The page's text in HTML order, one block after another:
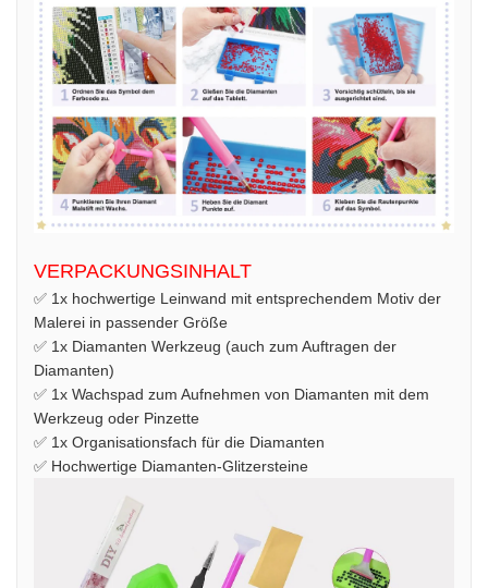
VERPACKUNGSINHALT
✅ 1x hochwertige Leinwand mit entsprechendem Motiv der
Malerei in passender Größe
✅ 1x Diamanten Werkzeug (auch zum Auftragen der
Diamanten)
✅ 1x Wachspad zum Aufnehmen von Diamanten mit dem
Werkzeug oder Pinzette
✅ 1x Organisationsfach für die Diamanten
✅ Hochwertige Diamanten-Glitzersteine